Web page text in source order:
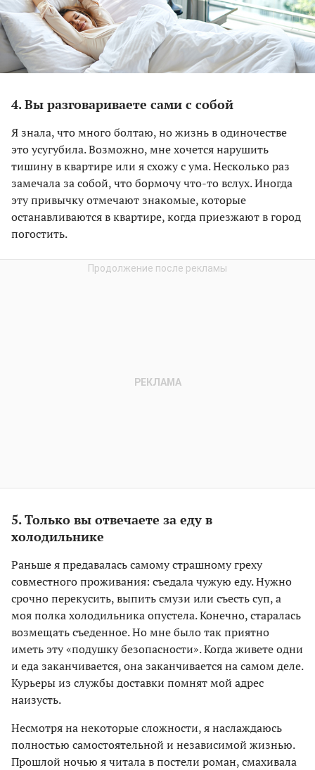
4. Вы разговариваете сами с собой
Я знала, что много болтаю, но жизнь в одиночестве
это усугубила. Возможно, мне хочется нарушить
тишину в квартире или я схожу с ума. Несколько раз
замечала за собой, что бормочу что-то вслух. Иногда
эту привычку отмечают знакомые, которые
останавливаются в квартире, когда приезжают в город
погостить.
5. Только вы отвечаете за еду в
холодильнике
Раньше я предавалась самому страшному греху
совместного проживания: съедала чужую еду. Нужно
срочно перекусить, выпить смузи или съесть суп, а
моя полка холодильника опустела. Конечно, старалась
возмещать съеденное. Но мне было так приятно
иметь эту «подушку безопасности». Когда живете одни
и еда заканчивается, она заканчивается на самом деле.
Курьеры из службы доставки помнят мой адрес
наизусть.
Несмотря на некоторые сложности, я наслаждаюсь
полностью самостоятельной и независимой жизнью.
Прошлой ночью я читала в постели роман, смахивала